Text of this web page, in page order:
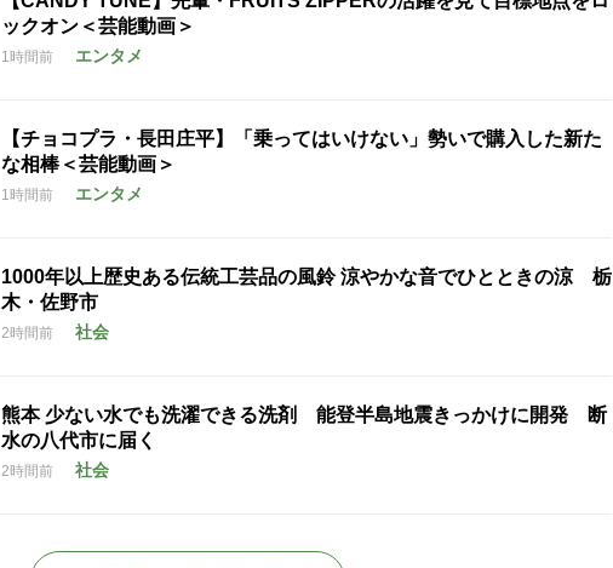
ックオン＜芸能動画＞
1時間前 エンタメ
【チョコプラ・長田庄平】「乗ってはいけない」勢いで購入した新た
な相棒＜芸能動画＞
1時間前 エンタメ
1000年以上歴史ある伝統工芸品の風鈴 涼やかな音でひとときの涼 栃
木・佐野市
2時間前 社会
熊本 少ない水でも洗濯できる洗剤 能登半島地震きっかけに開発 断
水の八代市に届く
2時間前 社会